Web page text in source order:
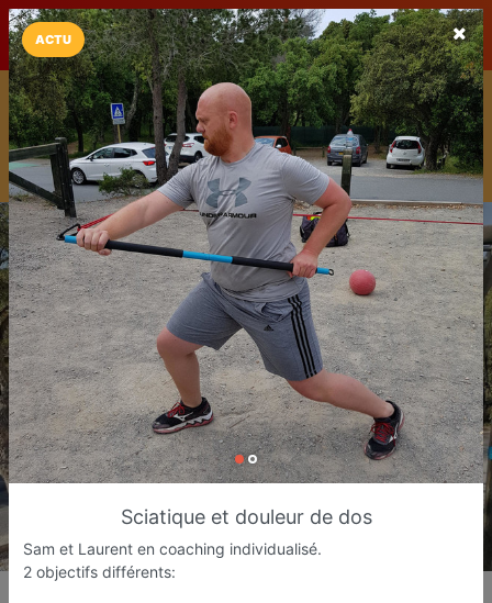
LaCarte LaCarte sur
Play Store
Installez l'App LaCarte
Téléchargez gratuitement l'app LaCarte pour suivre vos
commerces favoris et ne rien rater !
Télécharger Plus tard
ACTU
Sciatique et douleur de dos
Sam et Laurent en coaching individualisé.
2 objectifs différents: